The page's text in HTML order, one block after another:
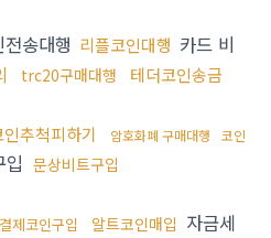
송대행 리플코인대행 카드 비
trc20구매대행 테더코인송금
추척피하기 암호화폐 구매대행
코인
문상비트구입
제코인구입 알트코인매입 자금세